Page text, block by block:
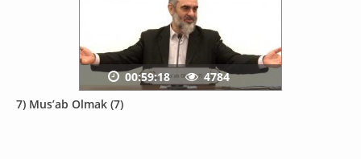
7) Mus’ab Olmak (7)
00:59:18 4784